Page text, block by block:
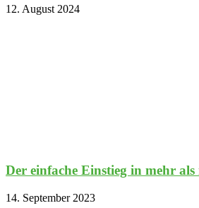
12. August 2024
Der einfache Einstieg in mehr
14. September 2023